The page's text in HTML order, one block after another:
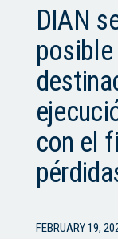
DIAN
con el
FEBRUARY 19,